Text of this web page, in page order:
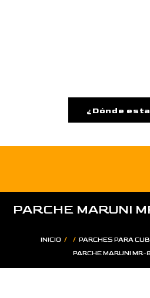
¿Dónde
PARCHE MARUNI
INICIO / / PARCHES PARA
PARCHE MARUNI MR-